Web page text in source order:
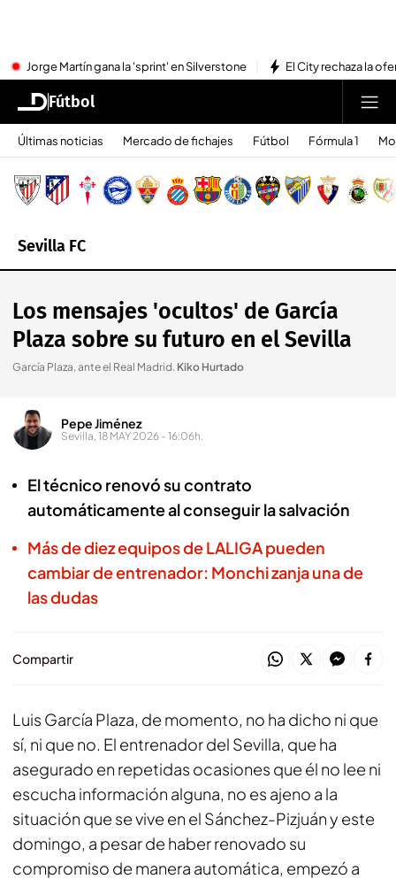
Jorge Martín gana la 'sprint' en Silverstone El City rechaza la
Fútbol
Últimas noticias Mercado de fichajes Fútbol Fórmula 1
Sevilla FC
Los mensajes 'ocultos' de García
Plaza sobre su futuro en el Sevilla
García Plaza, ante el Real Madrid. Kiko Hurtado
Pepe Jiménez
Sevilla, 18 MAY 2026 - 16:06h.
El técnico renovó su contrato
automáticamente al conseguir la salvación
Más de diez equipos de LALIGA pueden
cambiar de entrenador: Monchi zanja una de
las dudas
Compartir
Luis García Plaza, de momento, no ha dicho ni que
sí, ni que no. El entrenador del Sevilla, que ha
asegurado en repetidas ocasiones que él no lee ni
escucha información alguna, no es ajeno a la
situación que se vive en el Sánchez-Pizjuán y este
domingo, a pesar de haber renovado su
compromiso de manera automática, empezó a